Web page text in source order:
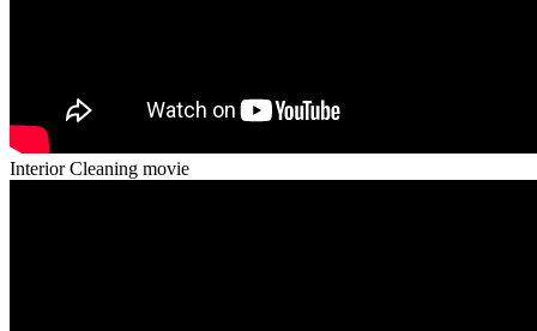
Interior Cleaning movie